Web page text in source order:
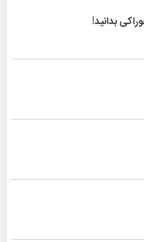
بدانید!